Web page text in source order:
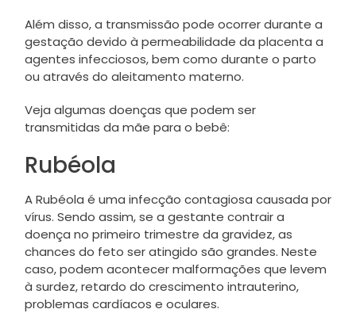
Além disso, a transmissão pode ocorrer durante a
gestação devido à permeabilidade da placenta a
agentes infecciosos, bem como durante o parto
ou através do aleitamento materno.
Veja algumas doenças que podem ser
transmitidas da mãe para o bebê:
Rubéola
A Rubéola é uma infecção contagiosa causada por
vírus. Sendo assim, se a gestante contrair a
doença no primeiro trimestre da gravidez, as
chances do feto ser atingido são grandes. Neste
caso, podem acontecer malformações que levem
à surdez, retardo do crescimento intrauterino,
problemas cardíacos e oculares.